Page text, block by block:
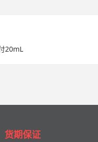
20mL
货期保证